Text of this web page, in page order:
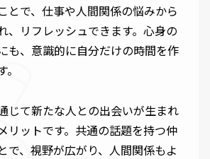
とで、仕事や人間関係の悩みから
、リフレッシュできます。心身の
も、意識的に自分だけの時間を作
じて新たな人との出会いが生まれ
リットです。共通の話題を持つ仲
で、視野が広がり、人間関係もよ